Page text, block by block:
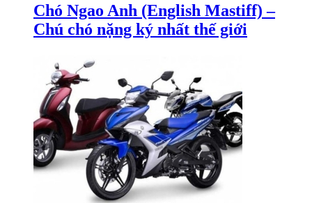
Chó Ngao Anh (English Mastiff) –
Chú chó nặng ký nhất thế giới